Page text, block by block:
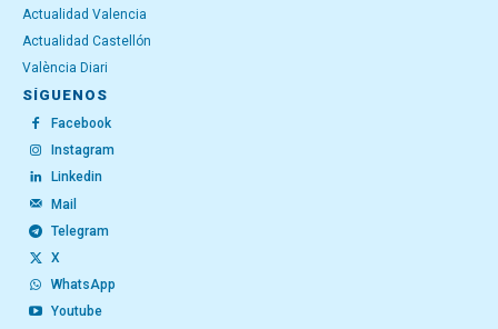
Actualidad Valencia
Actualidad Castellón
València Diari
SÍGUENOS
Facebook
Instagram
Linkedin
Mail
Telegram
X
WhatsApp
Youtube